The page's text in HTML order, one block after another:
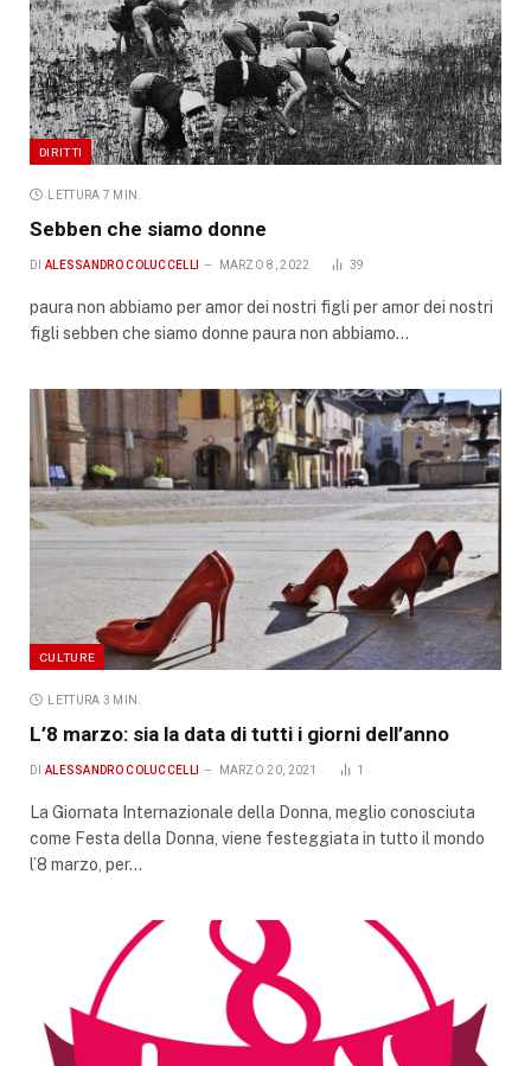
DIRITTI
LETTURA 7 MIN.
Sebben che siamo donne
DI ALESSANDRO COLUCCELLI MARZO 8, 2022 39
paura non abbiamo per amor dei nostri figli per amor dei nostri
figli sebben che siamo donne paura non abbiamo…
CULTURE
LETTURA 3 MIN.
L’8 marzo: sia la data di tutti i giorni dell’anno
DI ALESSANDRO COLUCCELLI MARZO 20, 2021 1
La Giornata Internazionale della Donna, meglio conosciuta
come Festa della Donna, viene festeggiata in tutto il mondo
l’8 marzo, per…